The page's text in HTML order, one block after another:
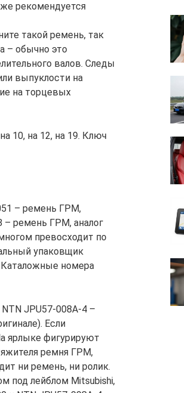
рекомендуется
такой ремень, так
– обычно это
валов. Следы
выпуклости на
на торцевых
10, на 12, на 19. Ключ
– ремень ГРМ,
– ремень ГРМ, аналог
превосходит по
упаковщик
Каталожные номера
JPU57-008A-4 –
Если
ярлыке фигурируют
ремня ГРМ,
ни ремень, ни ролик.
под лейблом Mitsubishi,